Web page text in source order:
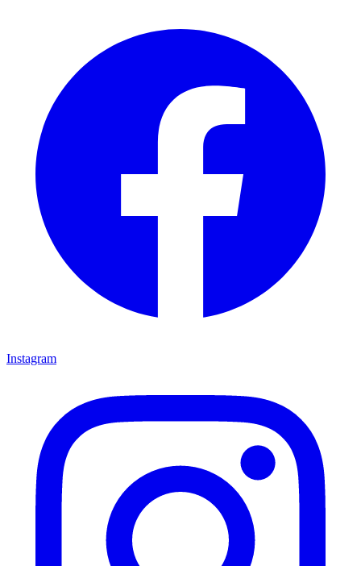
Instagram